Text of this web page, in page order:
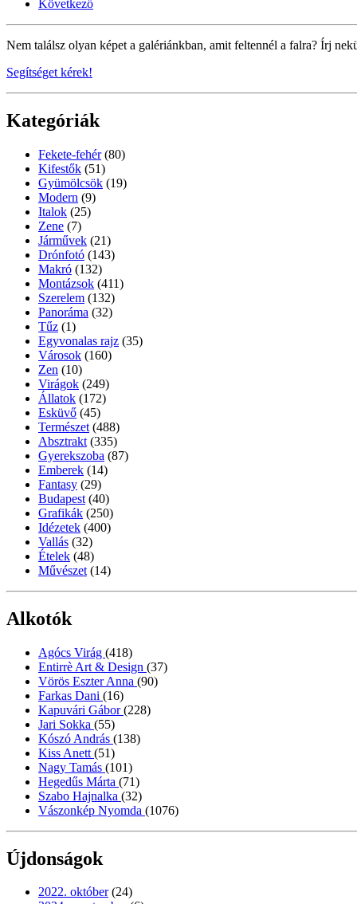
Következő
Nem találsz olyan képet a galériánkban, amit feltennél a falra? Írj
Segítséget kérek!
Kategóriák
Fekete-fehér (80)
Kifestők (51)
Gyümölcsök (19)
Modern (9)
Italok (25)
Zene (7)
Járművek (21)
Drónfotó (143)
Makró (132)
Montázsok (411)
Szerelem (132)
Panoráma (32)
Tűz (1)
Egyvonalas rajz (35)
Városok (160)
Zen (10)
Virágok (249)
Állatok (172)
Esküvő (45)
Természet (488)
Absztrakt (335)
Gyerekszoba (87)
Emberek (14)
Fantasy (29)
Budapest (40)
Grafikák (250)
Idézetek (400)
Vallás (32)
Ételek (48)
Művészet (14)
Alkotók
Agócs Virág (418)
Entirrè Art & Design (37)
Vörös Eszter Anna (90)
Farkas Dani (16)
Kapuvári Gábor(228)
Jari Sokka (55)
Kószó András (138)
Kiss Anett (51)
Nagy Tamás (101)
Hegedűs Márta (71)
Szabo Hajnalka (32)
Vászonkép Nyomda (1076)
Újdonságok
2022. október (24)